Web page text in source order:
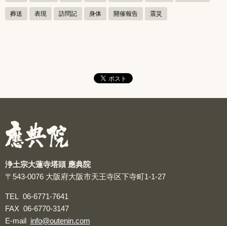
葬送 表現 訪問記 身体 開催報告 震災
浄土宗大蓮寺塔頭 應典院
〒543-0076 大阪府大阪市天王寺区下寺町1-1-27
TEL 06-6771-7641
FAX 06-6770-3147
E-mail info@outenin.com